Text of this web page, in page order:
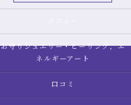
お守りジュエリー・ヒーリング，エ
ネルギーアート
口コミ